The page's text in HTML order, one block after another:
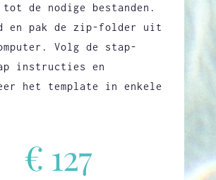
tot de nodige bestanden.
en pak de zip-folder uit
Volg de stap-
instructies en
het template in enkele
€ 127